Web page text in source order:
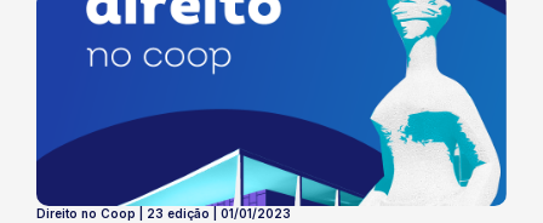
Direito no Coop | 23 edição | 01/01/2023